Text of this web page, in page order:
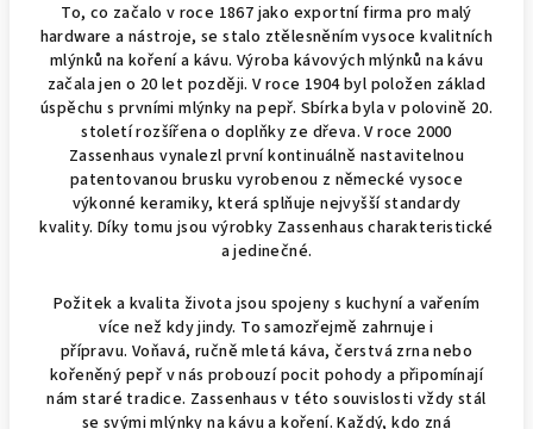
To, co začalo v roce 1867 jako exportní firma pro malý
hardware a nástroje, se stalo ztělesněním vysoce kvalitních
mlýnků na koření a kávu. Výroba kávových mlýnků na kávu
začala jen o 20 let později.V roce 1904 byl položen základ
úspěchu s prvními mlýnky na pepř. Sbírka byla v polovině 20.
století rozšířena o doplňky ze dřeva.V roce 2000
Zassenhaus vynalezl první kontinuálně nastavitelnou
patentovanou brusku vyrobenou z německé vysoce
výkonné keramiky, která splňuje nejvyšší standardy
kvality. Díky tomu jsou výrobky Zassenhaus charakteristické
a jedinečné.
Požitek a kvalita života jsou spojeny s kuchyní a vařením
více než kdy jindy. To samozřejmě zahrnuje i
přípravu. Voňavá, ručně mletá káva, čerstvá zrna nebo
kořeněný pepř v nás probouzí pocit pohody a připomínají
nám staré tradice. Zassenhaus v této souvislosti vždy stál
se svými mlýnky na kávu a koření. Každý, kdo zná